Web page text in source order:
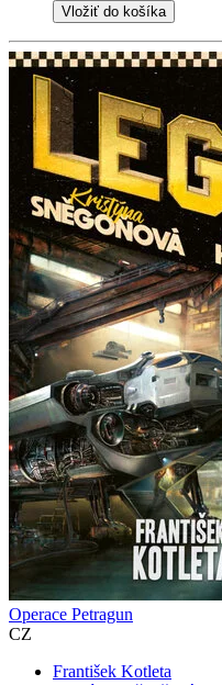
Vložiť do košíka
Operace Petragun
CZ
František Kotleta